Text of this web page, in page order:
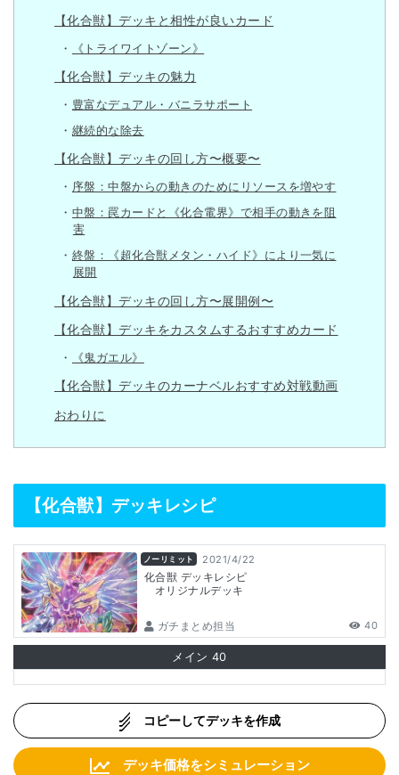
【化合獣】デッキと相性が良いカード
《トライワイトゾーン》
【化合獣】デッキの魅力
豊富なデュアル・バニラサポート
継続的な除去
【化合獣】デッキの回し方〜概要〜
序盤：中盤からの動きのためにリソースを増やす
中盤：罠カードと《化合電界》で相手の動きを阻
害
終盤：《超化合獣メタン・ハイド》により一気に
展開
【化合獣】デッキの回し方〜展開例〜
【化合獣】デッキをカスタムするおすすめカード
《鬼ガエル》
【化合獣】デッキのカーナベルおすすめ対戦動画
おわりに
【化合獣】デッキレシピ
ノーリミット 2021/4/22
化合獣 デッキレシピ
オリジナルデッキ
ガチまとめ担当 40
メイン 40
コピーしてデッキを作成
デッキ価格をシミュレーション